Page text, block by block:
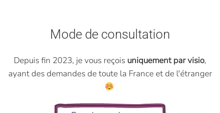
Mode de consultation
Depuis fin 2023, je vous reçois uniquement par visio,
ayant des demandes de toute la France et de l'étranger